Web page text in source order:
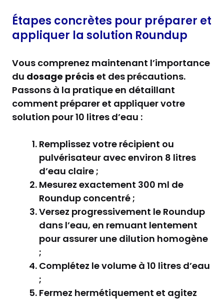
Étapes concrètes pour préparer et
appliquer la solution Roundup
Vous comprenez maintenant l’importance
du dosage précis et des précautions.
Passons à la pratique en détaillant
comment préparer et appliquer votre
solution pour 10 litres d’eau :
Remplissez votre récipient ou
pulvérisateur avec environ 8 litres
d’eau claire ;
Mesurez exactement 300 ml de
Roundup concentré ;
Versez progressivement le Roundup
dans l’eau, en remuant lentement
pour assurer une dilution homogène
;
Complétez le volume à 10 litres d’eau
;
Fermez hermétiquement et agitez